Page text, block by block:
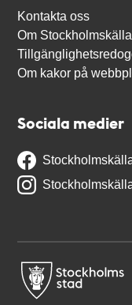
Kontakta oss
Om
Om kakor på
Sociala medier